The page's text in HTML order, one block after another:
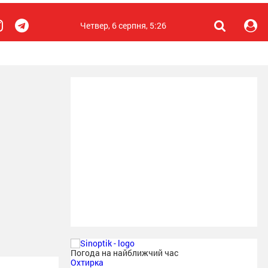
Четвер, 6 серпня, 5:26
Погода на найближчий час
Охтирка